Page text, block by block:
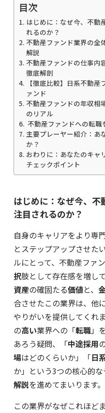
目次
はじめに：なぜ今、不動
れるのか？
不動産ファンド業界の全
解説
不動産ファンドの仕事内
徹底解剖
【徹底比較】日系不動
ァンド
不動産ファンドの年収相
のリアル
不動産ファンドへの転職
主要プレーヤー紹介：あ
か？
おわりに：あなたのキャ
チェックポイント
はじめに：なぜ今、
注目されるのか？
自身のキャリアをより専
とステップアップさせた
ルにとって、不動産ファ
択肢として存在感を増し
資産の確固たる価値と、
合させたこの業界は、他
やりがいを提供してくれ
の高い業界への「転職」
あろう疑問、「中途採用
場はどのくらいか」「日
か」という3つの核心的
解説を進めてまいります。
この業界がなぜこれほど